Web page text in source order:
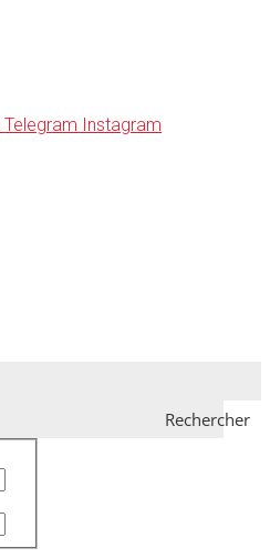
Telegram Instagram
Rechercher